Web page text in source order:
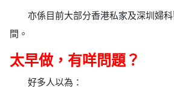
亦係目前大部分香港私家及深圳婦
間。
太早做，有咩問題？
好多人以為：